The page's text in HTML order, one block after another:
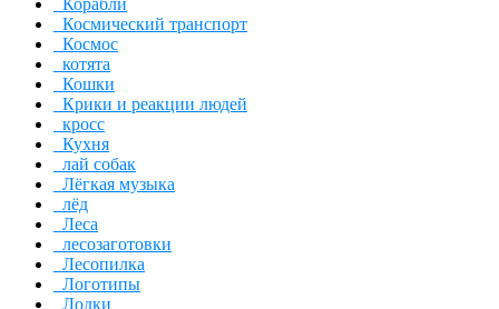
Космический транспорт
Космос
котята
Кошки
Крики и реакции людей
кросс
Кухня
лай собак
Лёгкая музыка
лёд
Леса
лесозаготовки
Лесопилка
Логотипы
Лодки